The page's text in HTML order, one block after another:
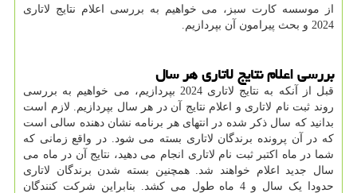
از موسسه کارت سبز، می خواهیم به بررسی اعلام نتایج لاتاری
2024 و بحث پیرامون آن بپردازیم.
بررسی اعلام نتایج لاتاری هر سال
قبل از آنکه به نتایج لاتاری 2024 بپردازیم، می خواهیم به بررسی
روند ثبت نام لاتاری و اعلام نتایج آن در هر سال بپردازیم. لازم است
بدانید که سال ذکر شده در انتهای هر برنامه نشان دهنده سالی است
که در آن پرونده برندگان لاتاری بسته می شود. در واقع زمانی که
شما در ماه اکتبر ثبت نام لاتاری انجام می دهید، نتایج آن در ماه می
سال جدید اعلام خواهند شد. همچنین بسته شدن برندگان لاتاری
حدودا یک سال و 4 ماه طول می کشد. بنابراین شرکت کنندگان